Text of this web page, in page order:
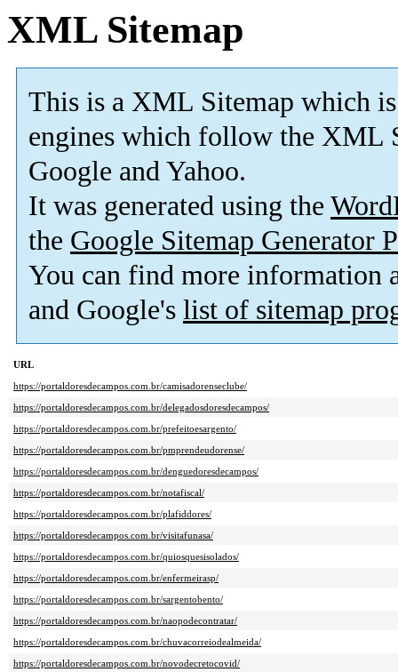
XML Sitemap
This is a XML Sitemap which is
engines which follow the XML
Google and Yahoo.
It was generated using the
the Google Sitemap Generator
You can find more information
and Google's list of sitemap
URL
https://portaldoresdecampos.com.br/camisadorenseclube/
https://portaldoresdecampos.com.br/delegadosdoresdecampos/
https://portaldoresdecampos.com.br/prefeitoesargento/
https://portaldoresdecampos.com.br/pmprendeudorense/
https://portaldoresdecampos.com.br/denguedoresdecampos/
https://portaldoresdecampos.com.br/notafiscal/
https://portaldoresdecampos.com.br/plafiddores/
https://portaldoresdecampos.com.br/visitafunasa/
https://portaldoresdecampos.com.br/quiosquesisolados/
https://portaldoresdecampos.com.br/enfermeirasp/
https://portaldoresdecampos.com.br/sargentobento/
https://portaldoresdecampos.com.br/naopodecontratar/
https://portaldoresdecampos.com.br/chuvacorreiodealmeida/
https://portaldoresdecampos.com.br/novodecretocovid/